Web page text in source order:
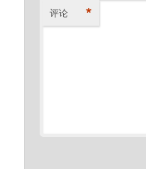
评论 *